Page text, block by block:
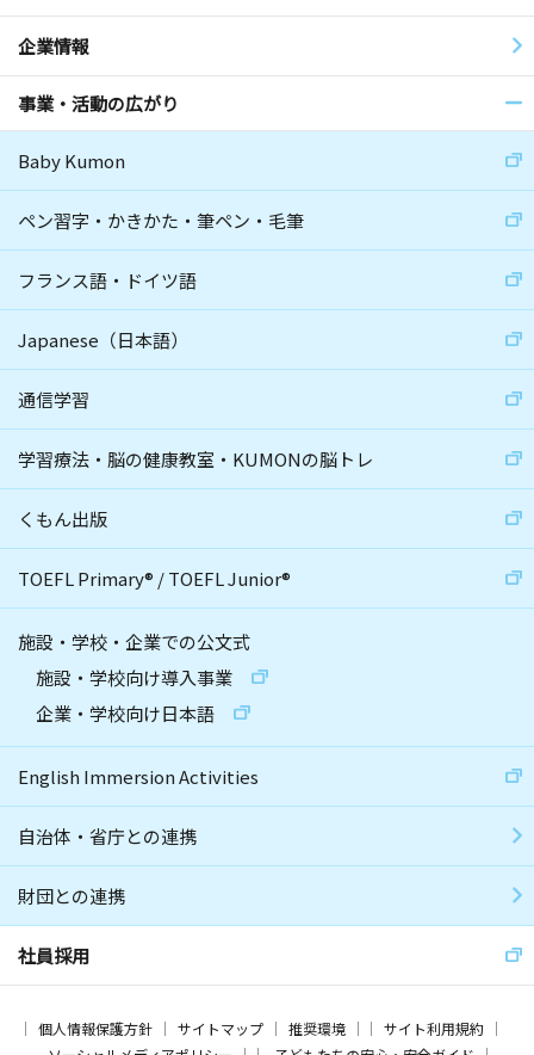
企業情報
事業・活動の広がり
Baby Kumon
ペン習字・かきかた・筆ペン・毛筆
フランス語・ドイツ語
Japanese（日本語）
通信学習
学習療法・脳の健康教室・KUMONの脳トレ
くもん出版
TOEFL Primary® /TOEFL Junior®
施設・学校・企業での公文式
施設・学校向け導入事業
企業・学校向け日本語
English Immersion Activities
自治体・省庁との連携
財団との連携
社員採用
個人情報保護方針 サイトマップ 推奨環境
サイト利用規約